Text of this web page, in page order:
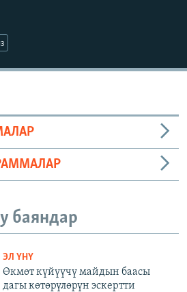
баяндар
ЭЛ ҮНҮ
Өкмөт күйүүчү майдын баасы
дагы көтөрүлөрүн эскертти